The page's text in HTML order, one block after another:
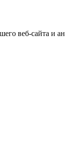
веб-сайта и